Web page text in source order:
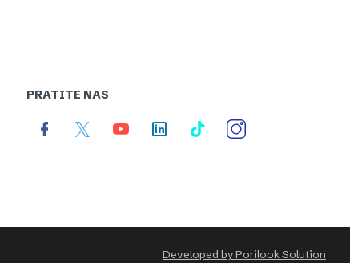
PRATITE NAS
Developed by Porilook Solution